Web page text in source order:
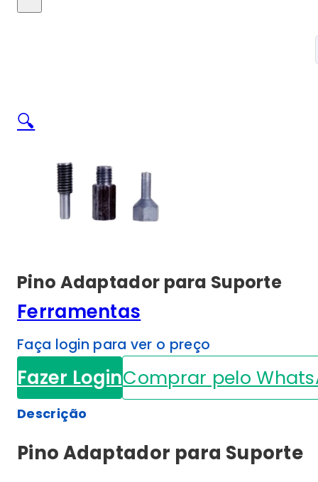
🔍
Pino Adaptador para Suporte
Ferramentas
Faça login para ver o preço
Fazer LoginComprar pelo
Descrição
Pino Adaptador para Suporte